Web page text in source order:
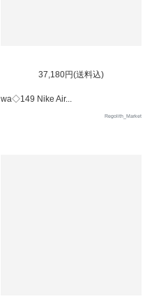
37,180円(送料込)
wa◇149 Nike Air...
Regolith_Market